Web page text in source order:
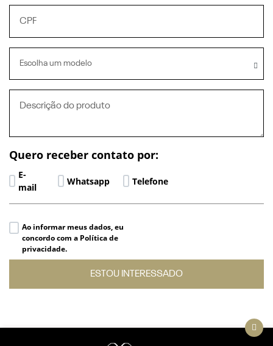
Escolha um modelo
Quero receber contato por:
E-
mail
Whatsapp Telefone
Ao informar meus dados, eu
concordo com a Política de
privacidade.
ESTOU INTERESSADO